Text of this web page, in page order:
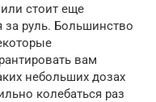
стоит еще
за руль. Большинство
вам
небольших дозах
колебаться раз